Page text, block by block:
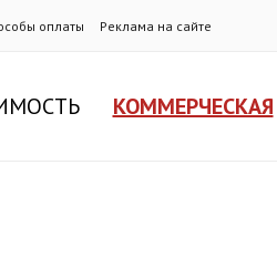
оплаты Реклама на сайте
КОММЕРЧЕСКАЯ